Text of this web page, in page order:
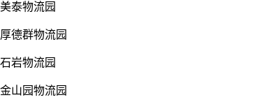
美泰物流园
厚德群物流园
石岩物流园
金山园物流园